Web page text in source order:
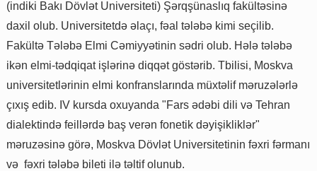
(indiki Bakı Dövlət Universiteti) Şərqşünaslıq fakültəsinə
daxil olub. Universitetdə əlaçı, fəal tələbə kimi seçilib.
Fakültə Tələbə Elmi Cəmiyyətinin sədri olub. Hələ tələbə
ikən elmi-tədqiqat işlərinə diqqət göstərib. Tbilisi, Moskva
universitetlərinin elmi konfranslarında müxtəlif məruzələrlə
çıxış edib. IV kursda oxuyanda "Fars ədəbi dili və Tehran
dialektində feillərdə baş verən fonetik dəyişikliklər"
məruzəsinə görə, Moskva Dövlət Universitetinin fəxri fərmanı
və fəxri tələbə bileti ilə təltif olunub.